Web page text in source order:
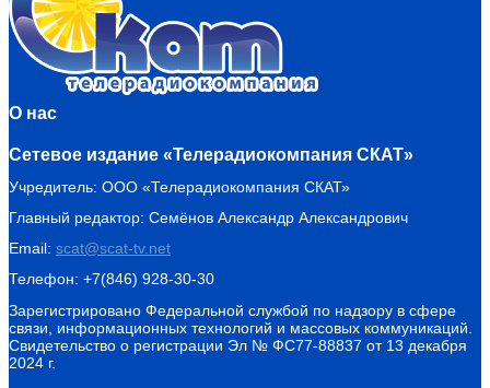
О нас
Сетевое издание «Телерадиокомпания СКАТ»
Учредитель: ООО «Телерадиокомпания СКАТ»
Главный редактор: Семёнов Александр Александрович
Email: scat@scat-tv.net
Телефон: +7(846) 928-30-30
Зарегистрировано Федеральной службой по надзору в сфере
связи, информационных технологий и массовых коммуникаций.
Свидетельство о регистрации Эл № ФС77-88837 от 13 декабря
2024 г.